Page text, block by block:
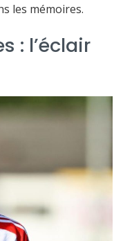
les mémoires.
: l’éclair